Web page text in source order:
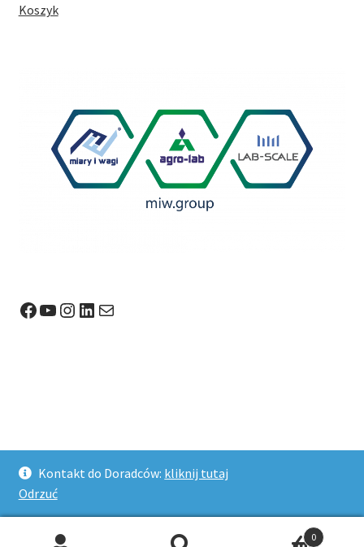
Kontakt do Doradców: kliknij tutaj
Odrzuć
Koszyk
Facebook
YouTube
Instagram
LinkedIn
Mail
Stworzone z WooCommerce.
0